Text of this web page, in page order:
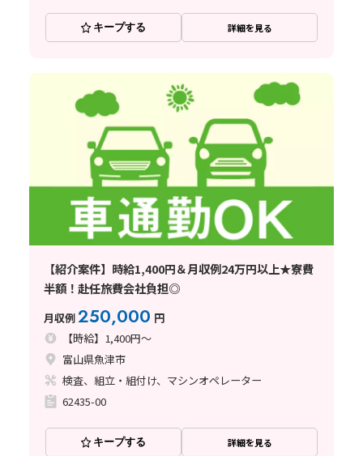
キープする 詳細を見る
【紹介案件】時給1,400円＆月収例24万円以上★寮費
半額！赴任旅費会社負担◎
月収例250,000 円
【時給】1,400円～
富山県魚津市
検査、組立・組付け、マシンオペレーター
62435-00
キープする 詳細を見る